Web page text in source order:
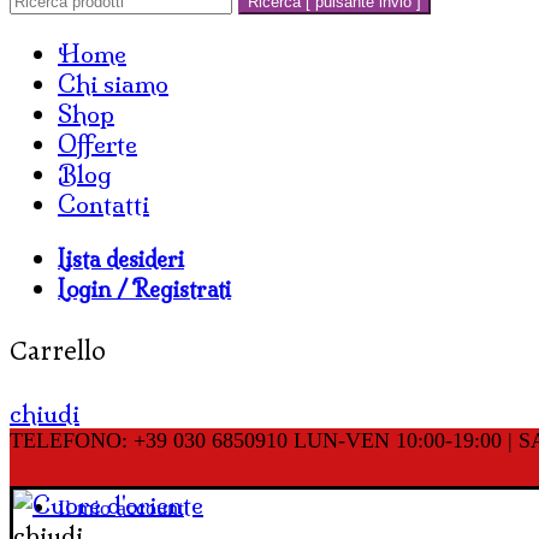
Home
Chi siamo
Shop
Offerte
Blog
Contatti
Lista desideri
Login / Registrati
Carrello
chiudi
TELEFONO: +39 030 6850910 LUN-VEN 10:00-19:00 |
Il mio account